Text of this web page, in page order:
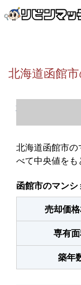
北海道函館
北海道函館市
北海道函館市
べて中央値をも
函館市のマン
売却価
専有
築年